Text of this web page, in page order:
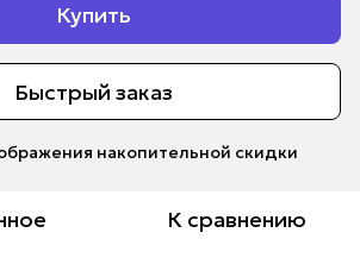
Купить
Быстрый заказ
накопительной скидки
К сравнению